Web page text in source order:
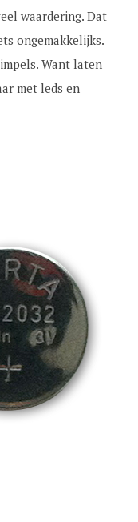
waardering. Dat
ongemakkelijks.
Want laten
met leds en